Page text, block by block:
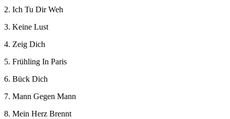
2. Ich Tu Dir Weh
3. Keine Lust
4. Zeig Dich
5. Frühling In Paris
6. Bück Dich
7. Mann Gegen Mann
8. Mein Herz Brennt